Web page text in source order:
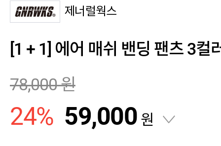
제너럴웍스
[1 + 1] 에어 매쉬 밴딩 팬츠 3컬
78,000원
24% 59,000 원